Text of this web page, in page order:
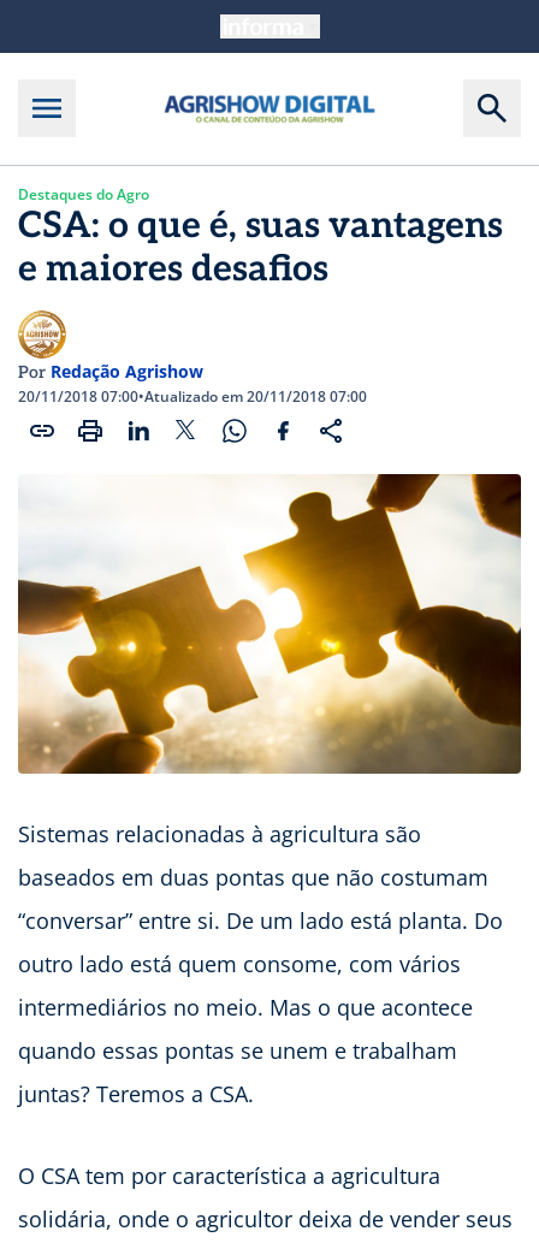
Destaques do Agro
CSA: o que é, suas vantagens
e maiores desafios
Por Redação Agrishow
20/11/2018 07:00•Atualizado em 20/11/2018 07:00
Sistemas relacionadas à agricultura são
baseados em duas pontas que não costumam
“conversar” entre si. De um lado está planta. Do
outro lado está quem consome, com vários
intermediários no meio. Mas o que acontece
quando essas pontas se unem e trabalham
juntas? Teremos a CSA.
O CSA tem por característica a agricultura
solidária, onde o agricultor deixa de vender seus